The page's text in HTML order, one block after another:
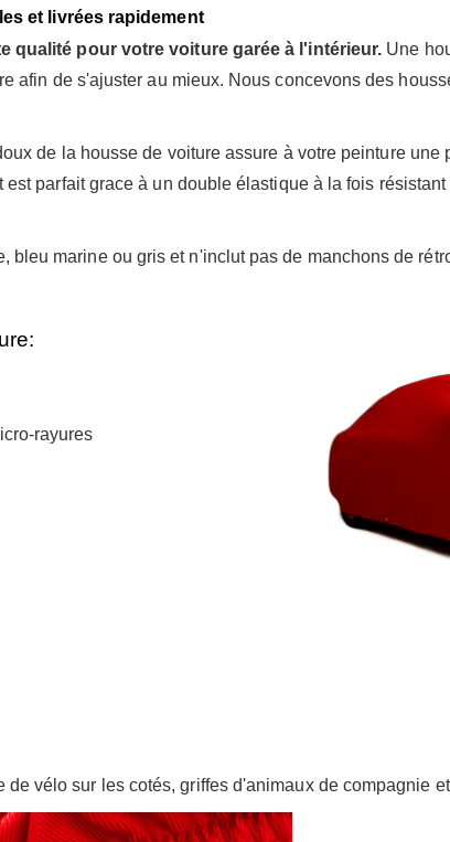
et livrées rapidement
qualité pour votre voiture garée à l'intérieur. Une
afin de s'ajuster au mieux. Nous concevons des
de la housse de voiture assure à votre peinture une
parfait grace à un double élastique à la fois
bleu marine ou gris et n'inclut pas de manchons de
rayures
vélo sur les cotés, griffes d'animaux de compagnie